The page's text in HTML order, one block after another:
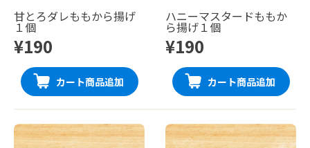
甘とろダレももから揚げ
１個
¥190
カート商品追加
ハニーマスタードももか
ら揚げ１個
¥190
カート商品追加